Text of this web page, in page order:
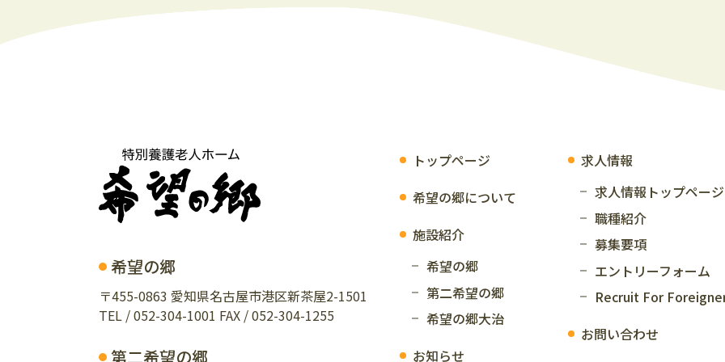
希望の郷
〒455-0863 愛知県名古屋市港区新茶屋2-1501
TEL / 052-304-1001 FAX / 052-304-1255
第二希望の郷
トップページ
希望の郷について
施設紹介
希望の郷
第二希望の郷
希望の郷大治
お知らせ
求人情報
求人情報トップページ
職種紹介
募集要項
エントリーフォーム
Recruit For
お問い合わせ